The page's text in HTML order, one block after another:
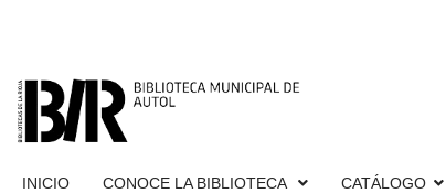
INICIO CONOCE LA BIBLIOTECA CATÁLOGO